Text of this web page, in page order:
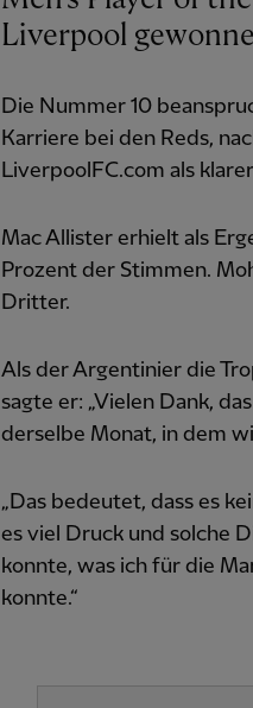
Liverpool
Die Nummer 10
Karriere bei den Reds,
LiverpoolFC.com als
Mac Allister erhielt als
Prozent der Stimmen.
Dritter.
Als der Argentinier die
sagte er: „Vielen Dank,
derselbe Monat, in dem
„Das bedeutet, dass es
es viel Druck und solche
konnte, was ich für die
konnte.“